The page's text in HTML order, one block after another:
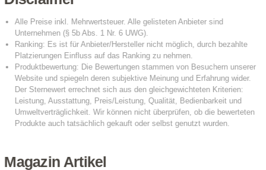
Magazin Artikel